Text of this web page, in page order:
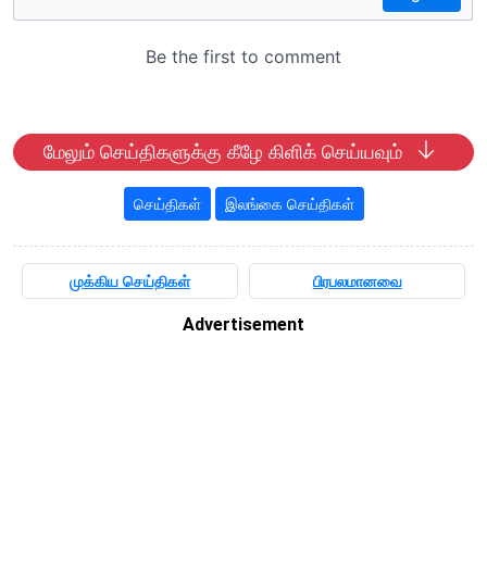
மேலும் செய்திகளுக்கு கீழே கிளிக் செய்யவும்
செய்திகள் இலங்கை செய்திகள்
முக்கிய செய்திகள் பிரபலமானவை
Advertisement